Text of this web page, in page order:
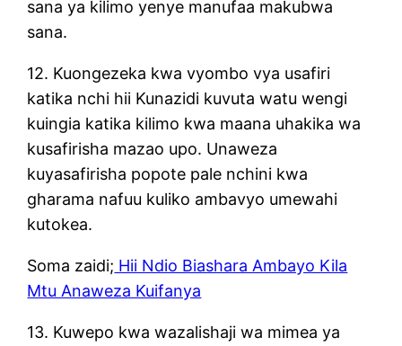
sana ya kilimo yenye manufaa makubwa
sana.
12. Kuongezeka kwa vyombo vya usafiri
katika nchi hii Kunazidi kuvuta watu wengi
kuingia katika kilimo kwa maana uhakika wa
kusafirisha mazao upo. Unaweza
kuyasafirisha popote pale nchini kwa
gharama nafuu kuliko ambavyo umewahi
kutokea.
Soma zaidi; Hii Ndio Biashara Ambayo Kila
Mtu Anaweza Kuifanya
13. Kuwepo kwa wazalishaji wa mimea ya